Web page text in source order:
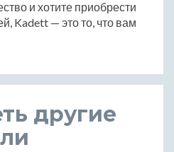
и хотите приобрести
Kadett — это то, что вам
другие